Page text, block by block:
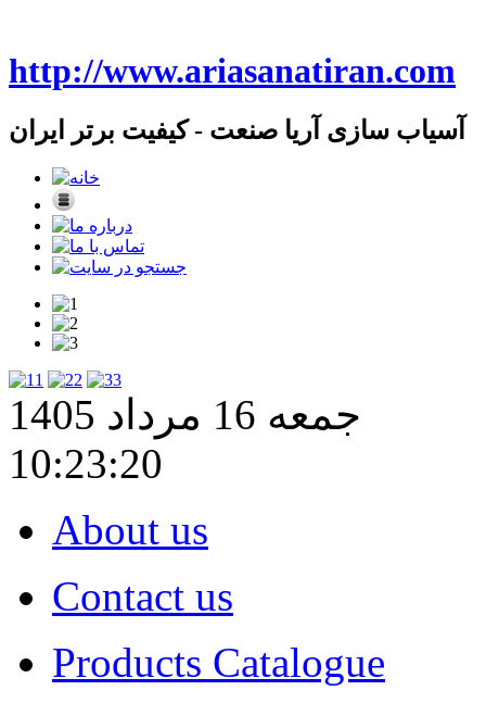
http://www.ariasanatiran.com
آسیاب سازی آریا صنعت - کیفیت برتر ایران
1 2 3
جمعه 16 مرداد 1405
10:23:21
About us
Contact us
Products Catalogue